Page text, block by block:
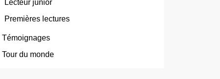
Lecteur junior
Premières lectures
Témoignages
Tour du monde